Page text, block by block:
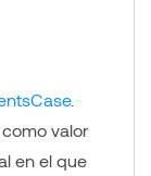
.
valor
en el que